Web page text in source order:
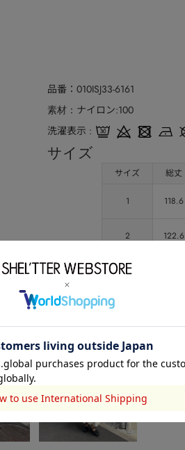
品番 010ISJ33-6161
素材
ナイロン:100
洗濯表示
サイズ
サイズ 総丈
1 118.6
2 122.6